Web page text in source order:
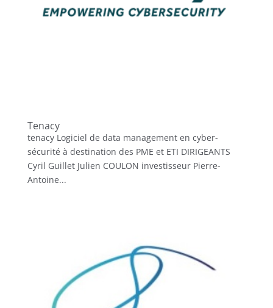
Tenacy
tenacy Logiciel de data management en cyber-
sécurité à destination des PME et ETI DIRIGEANTS
Cyril Guillet Julien COULON investisseur Pierre-
Antoine...